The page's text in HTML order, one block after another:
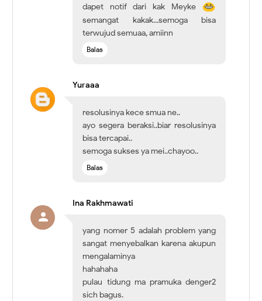
dapet notif dari kak Meyke
semangat kakak...semoga bisa
terwujud semuaa, amiinn
Balas
Yuraaa
resolusinya kece smua ne..
ayo segera beraksi..biar resolusinya
bisa tercapai..
semoga sukses ya mei..chayoo..
Balas
Ina Rakhmawati
yang nomer 5 adalah problem yang
sangat menyebalkan karena akupun
mengalaminya
hahahaha
pulau tidung ma pramuka denger2
sich bagus.